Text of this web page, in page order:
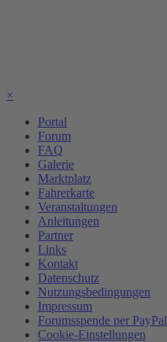
×
Portal
Forum
FAQ
Galerie
Marktplatz
Fahrerkarte
Veranstaltungen
Anleitungen
Partner
Links
Kontakt
Datenschutz
Nutzungsbedingungen
Impressum
Forumsspende per PayPal
Cookie-Einstellungen